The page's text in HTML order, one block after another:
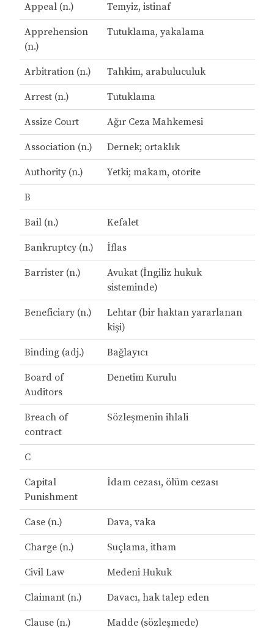
Appeal (n.) Temyiz, istinaf
Apprehension
(n.)
Tutuklama, yakalama
Arbitration (n.) Tahkim, arabuluculuk
Arrest (n.) Tutuklama
Assize Court Ağır Ceza Mahkemesi
Association (n.) Dernek; ortaklık
Authority (n.) Yetki; makam, otorite
B
Bail (n.) Kefalet
Bankruptcy (n.) İflas
Barrister (n.)
Avukat (İngiliz hukuk
sisteminde)
Beneficiary (n.)
Lehtar (bir haktan yararlanan
kişi)
Binding (adj.) Bağlayıcı
Board of
Auditors
Denetim Kurulu
Breach of
contract
Sözleşmenin ihlali
C
Capital
Punishment
İdam cezası, ölüm cezası
Case (n.) Dava, vaka
Charge (n.) Suçlama, itham
Civil Law Medeni Hukuk
Claimant (n.) Davacı, hak talep eden
Clause (n.) Madde (sözleşmede)